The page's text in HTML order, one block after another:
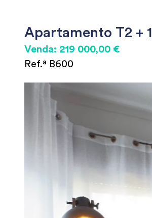
Apartamento T2 + 1
Venda: 219 000,00 €
Ref.ª B600